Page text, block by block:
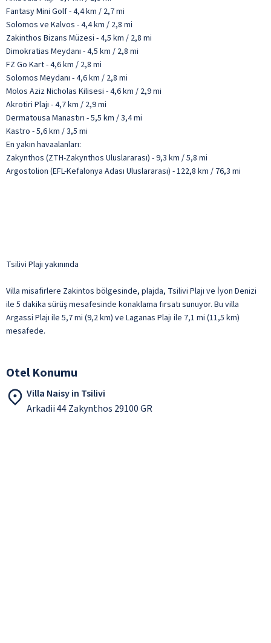
Fantasy Mini Golf - 4,4 km / 2,7 mi
Solomos ve Kalvos - 4,4 km / 2,8 mi
Zakinthos Bizans Müzesi - 4,5 km / 2,8 mi
Dimokratias Meydanı - 4,5 km / 2,8 mi
FZ Go Kart - 4,6 km / 2,8 mi
Solomos Meydanı - 4,6 km / 2,8 mi
Molos Aziz Nicholas Kilisesi - 4,6 km / 2,9 mi
Akrotiri Plajı - 4,7 km / 2,9 mi
Dermatousa Manastırı - 5,5 km / 3,4 mi
Kastro - 5,6 km / 3,5 mi
En yakın havaalanları:
Zakynthos (ZTH-Zakynthos Uluslararası) - 9,3 km / 5,8 mi
Argostolion (EFL-Kefalonya Adası Uluslararası) - 122,8 km / 76,3 mi
Tsilivi Plajı yakınında
Villa misafirlere Zakintos bölgesinde, plajda, Tsilivi Plajı ve İyon Denizi
ile 5 dakika sürüş mesafesinde konaklama fırsatı sunuyor. Bu villa
Argassi Plajı ile 5,7 mi (9,2 km) ve Laganas Plajı ile 7,1 mi (11,5 km)
mesafede.
Otel Konumu
Villa Naisy in Tsilivi
Arkadii 44 Zakynthos 29100 GR